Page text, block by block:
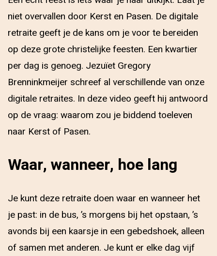
niet overvallen door Kerst en Pasen. De digitale
retraite geeft je de kans om je voor te bereiden
op deze grote christelijke feesten. Een kwartier
per dag is genoeg. Jezuïet Gregory
Brenninkmeijer schreef al verschillende van onze
digitale retraites. In deze video geeft hij antwoord
op de vraag: waarom zou je biddend toeleven
naar Kerst of Pasen.
Waar, wanneer, hoe lang
Je kunt deze retraite doen waar en wanneer het
je past: in de bus, ’s morgens bij het opstaan, ’s
avonds bij een kaarsje in een gebedshoek, alleen
of samen met anderen. Je kunt er elke dag vijf